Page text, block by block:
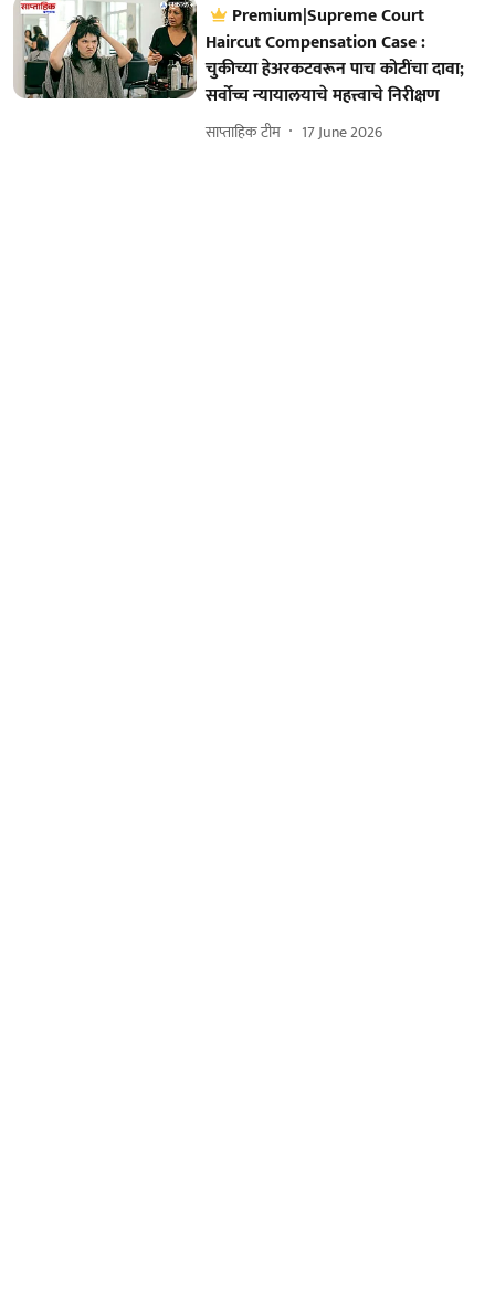
Premium|Supreme Court
Haircut Compensation Case :
चुकीच्या हेअरकटवरून पाच कोटींचा दावा;
सर्वोच्च न्यायालयाचे महत्त्वाचे निरीक्षण
साप्ताहिक टीम 17 June 2026